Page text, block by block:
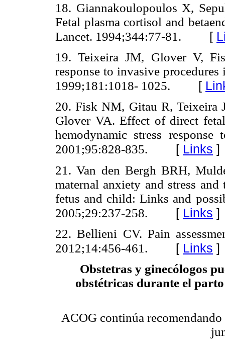
18. Giannakoulopoulos X,
Fetal plasma cortisol and
Lancet. 1994;344:77-81. [
19. Teixeira JM, Glover V,
response to invasive
1999;181:1018- 1025. [
20. Fisk NM, Gitau R, Teixeira
Glover VA. Effect of direct
hemodynamic stress
2001;95:828-835. [ Links ]
21. Van den Bergh BRH,
maternal anxiety and stress
fetus and child: Links and
2005;29:237-258. [ Links ]
22. Bellieni CV. Pain
2012;14:456-461. [ Links ]
Obstetras y ginecólogos
obstétricas durante el
ACOG continúa